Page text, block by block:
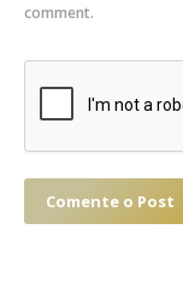
comment.
Comente o Post